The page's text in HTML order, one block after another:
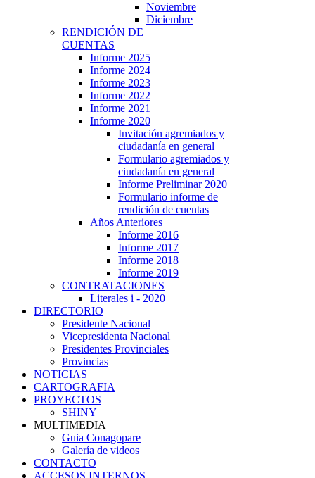
Noviembre
Diciembre
RENDICIÓN DE
CUENTAS
Informe 2025
Informe 2024
Informe 2023
Informe 2022
Informe 2021
Informe 2020
Invitación agremiados y
ciudadanía en general
Formulario agremiados y
ciudadanía en general
Informe Preliminar 2020
Formulario informe de
rendición de cuentas
Años Anteriores
Informe 2016
Informe 2017
Informe 2018
Informe 2019
CONTRATACIONES
Literales i - 2020
DIRECTORIO
Presidente Nacional
Vicepresidenta Nacional
Presidentes Provinciales
Provincias
NOTICIAS
CARTOGRAFIA
PROYECTOS
SHINY
MULTIMEDIA
Guia Conagopare
Galería de videos
CONTACTO
ACCESOS INTERNOS